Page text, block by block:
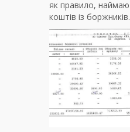
як правило,
коштів із боржників.